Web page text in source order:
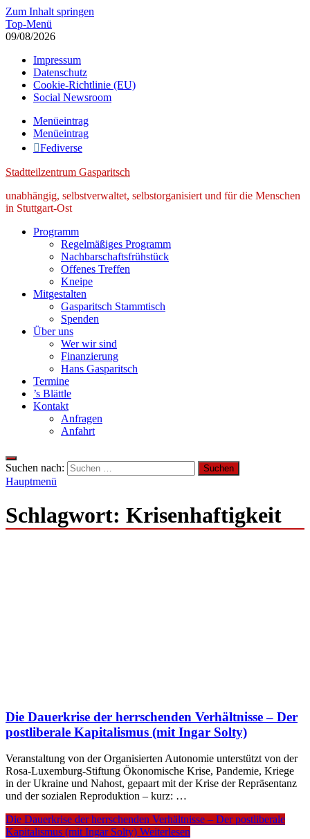
Zum Inhalt springen
Top-Menü
09/08/2026
Impressum
Datenschutz
Cookie-Richtlinie (EU)
Social Newsroom
Menüeintrag
Menüeintrag
Fediverse
Stadtteilzentrum Gasparitsch
unabhängig, selbstverwaltet, selbstorganisiert und für die Menschen
in Stuttgart-Ost
Programm
Regelmäßiges Programm
Nachbarschaftsfrühstück
Offenes Treffen
Kneipe
Mitgestalten
Gasparitsch Stammtisch
Spenden
Über uns
Wer wir sind
Finanzierung
Hans Gasparitsch
Termine
’s Blättle
Kontakt
Anfragen
Anfahrt
Suchen nach:
Hauptmenü
Schlagwort: Krisenhaftigkeit
Die Dauerkrise der herrschenden Verhältnisse – Der
postliberale Kapitalismus (mit Ingar Solty)
Veranstaltung von der Organisierten Autonomie unterstützt von der
Rosa-Luxemburg-Stiftung Ökonomische Krise, Pandemie, Kriege
in der Ukraine und Nahost, gepaart mit der Krise der Repräsentanz
und der sozialen Reproduktion – kurz: …
Die Dauerkrise der herrschenden Verhältnisse – Der postliberale
Kapitalismus (mit Ingar Solty) Weiterlesen